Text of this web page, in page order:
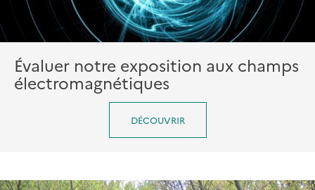
Évaluer notre exposition aux champs
électromagnétiques
DÉCOUVRIR